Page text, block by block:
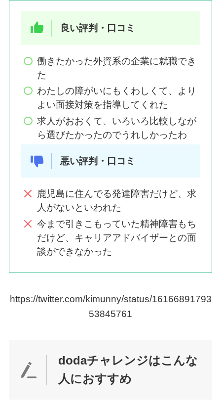
良い評判・口コミ
働きたかった外資系の企業に就職でき
た
わたしの障がいにもくわしくて、より
よい面接対策を指導してくれた
求人がおおくて、いろいろ比較しなが
ら選びたかったのでうれしかったわ
悪い評判・口コミ
鹿児島に住んでる発達障害だけど、求
人がないといわれた
今まで引きこもっていた精神障害もち
だけど、キャリアアドバイザーとの面
談ができなかった
https://twitter.com/kimunny/status/16166891793
53845761
dodaチャレンジはこんな
人におすすめ